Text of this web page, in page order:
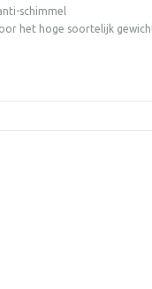
schimmel
het hoge soortelijk